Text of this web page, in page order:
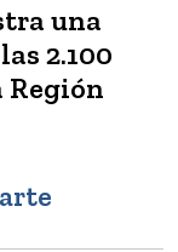
una
2.100
Región